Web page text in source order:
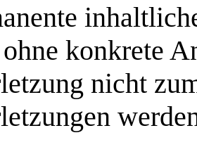
konkrete
nicht